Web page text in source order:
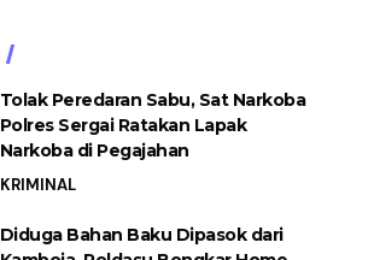
Tolak Peredaran Sabu, Sat Narkoba
Polres Sergai Ratakan Lapak
Narkoba di Pegajahan
KRIMINAL
Diduga Bahan Baku Dipasok dari